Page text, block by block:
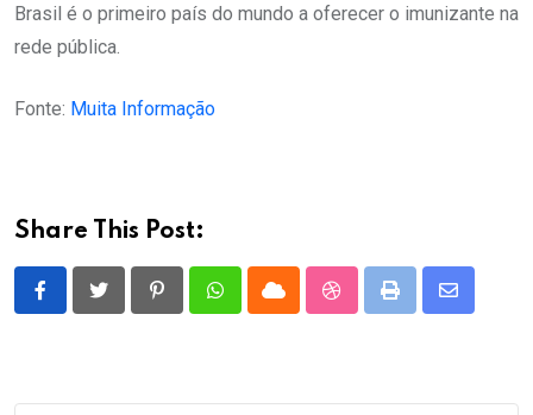
Brasil é o primeiro país do mundo a oferecer o imunizante na
rede pública.
Fonte: Muita Informação
Share This Post:
PinterestWhatsappCloud StumbleUpon
Print
Share